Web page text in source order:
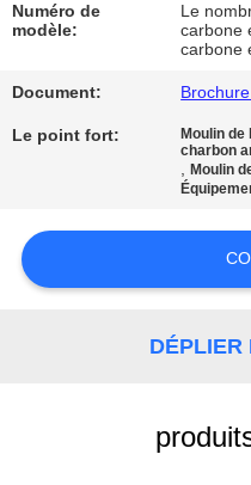
POLITIQUE
Numéro de
modèle:
Le
carbone
carbone
Document:
Le point fort:
Moulin
charbon
,Moulin
DÉPLIER